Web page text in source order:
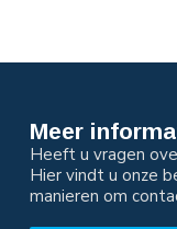
Meer
Heeft u vragen
Hier vindt u onze
manieren om